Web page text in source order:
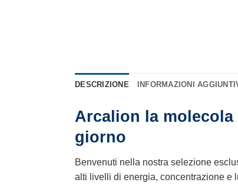
DESCRIZIONE INFORMAZIONI
Arcalion la
giorno
Benvenuti nella nostra selezione
alti livelli di energia, concentrazione e